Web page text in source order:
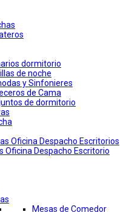
dormitorio
de noche
y Sinfonieres
de Cama
de dormitorio
Oficina Despacho Escritorios
Oficina Despacho Escritorio
Mesas de Comedor